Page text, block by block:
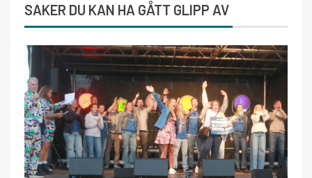
SAKER DU KAN HA GÅTT GLIPP AV